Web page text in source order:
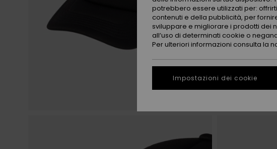
potrebbero essere utilizzati per:
contenuti e della pubblicità, per
sviluppare e migliorare i prodotti dei
all’uso di determinati cookie o
Per ulteriori informazioni consulta la
Impostazioni dei cookie